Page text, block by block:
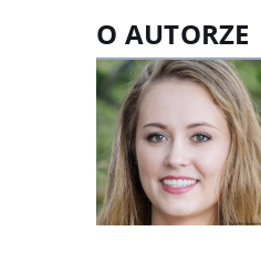
O AUTORZE